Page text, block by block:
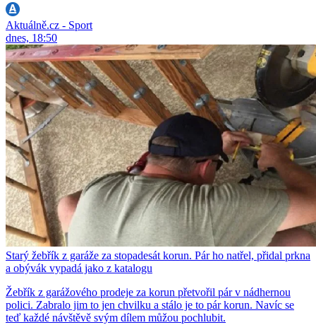
Aktuálně.cz - Sport
dnes, 18:50
Starý žebřík z garáže za stopadesát korun. Pár ho natřel, přidal prkna
a obývák vypadá jako z katalogu
Žebřík z garážového prodeje za korun přetvořil pár v nádhernou
polici. Zabralo jim to jen chvilku a stálo je to pár korun. Navíc se
teď každé návštěvě svým dílem můžou pochlubit.